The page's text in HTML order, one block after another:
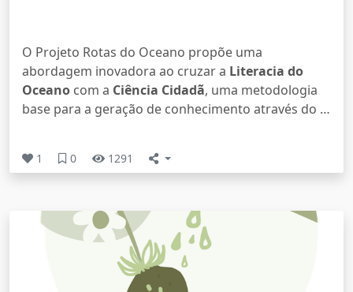
O Projeto Rotas do Oceano propõe uma
abordagem inovadora ao cruzar a Literacia do
Oceano com a Ciência Cidadã, uma metodologia
base para a geração de conhecimento através do …
1 0 1291